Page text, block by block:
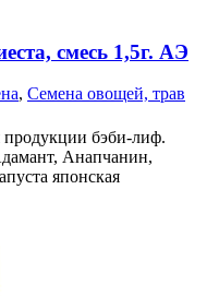
смесь 1,5г. АЭ
, Семена овощей, трав
продукции бэби-лиф.
Анапчанин,
японская